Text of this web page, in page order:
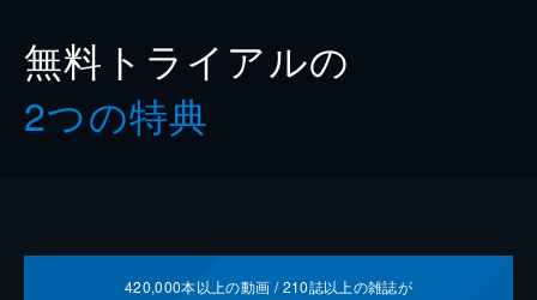
無料トライアルの
2つの特典
420,000本以上の動画 /210誌以上の雑誌が